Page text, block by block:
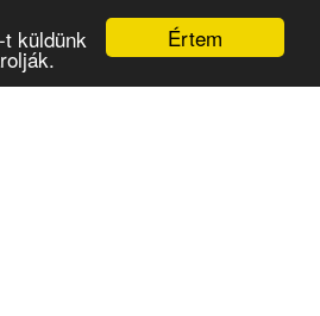
Értem
küldünk